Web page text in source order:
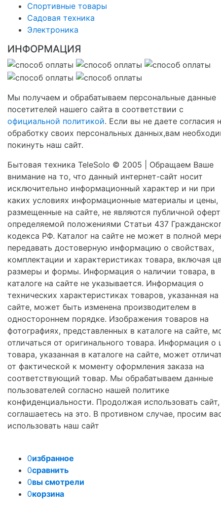
Спортивные товары
Садовая техника
Электроника
ИНФОРМАЦИЯ
Мы получаем и обрабатываем персональные данные
посетителей нашего сайта в соответствии с
официальной политикой. Если вы не даете согласия
обработку своих персональных данных,вам
покинуть наш сайт.
Бытовая техника TeleSolo © 2005 | Обращаем Ваше
внимание на то, что данный интернет-сайт носит
исключительно информационный характер и ни при
каких условиях информационные материалы и цены,
размещенные на сайте, не являются публичной
определяемой положениями Статьи 437
кодекса РФ. Каталог на сайте не может в полной
передавать достоверную информацию о свойствах,
комплектации и характеристиках товара, включая
размеры и формы. Информация о наличии товара, в
каталоге на сайте не указывается. Информация о
технических характеристиках товаров, указанная на
сайте, может быть изменена производителем в
одностороннем порядке. Изображения товаров на
фотографиях, представленных в каталоге на сайте,
отличаться от оригинального товара. Информация о
товара, указанная в каталоге на сайте, может
от фактической к моменту оформления заказа на
соответствующий товар. Мы обрабатываем данные
пользователей согласно нашей политике
конфиденциальности. Продолжая использовать
соглашаетесь на это. В противном случае, просим
использовать наш сайт
0избранное
0сравнить
0вы смотрели
0корзина